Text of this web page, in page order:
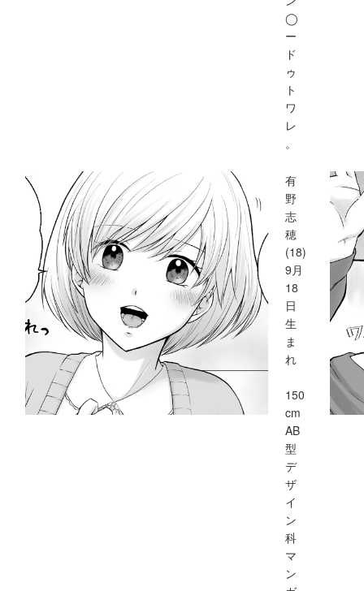
◯
ー
ド
ゥ
ト
ワ
レ
。
有
野
志
穂
(18)
9月
18
日
生
ま
れ
150
cm
AB
型
デ
ザ
イ
ン
科
マ
ン